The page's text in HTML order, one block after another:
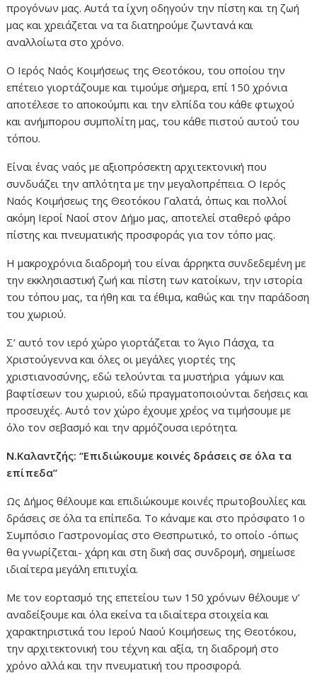
προγόνων μας. Αυτά τα ίχνη οδηγούν την πίστη και τη ζωή
μας και χρειάζεται να τα διατηρούμε ζωντανά και
αναλλοίωτα στο χρόνο.
Ο Ιερός Ναός Κοιμήσεως της Θεοτόκου, του οποίου την
επέτειο γιορτάζουμε και τιμούμε σήμερα, επί 150 χρόνια
αποτέλεσε το αποκούμπι και την ελπίδα του κάθε φτωχού
και ανήμπορου συμπολίτη μας, του κάθε πιστού αυτού του
τόπου.
Είναι ένας ναός με αξιοπρόσεκτη αρχιτεκτονική που
συνδυάζει την απλότητα με την μεγαλοπρέπεια. Ο Ιερός
Ναός Κοιμήσεως της Θεοτόκου Γαλατά, όπως και πολλοί
ακόμη Ιεροί Ναοί στον Δήμο μας, αποτελεί σταθερό φάρο
πίστης και πνευματικής προσφοράς για τον τόπο μας.
Η μακροχρόνια διαδρομή του είναι άρρηκτα συνδεδεμένη με
την εκκλησιαστική ζωή και πίστη των κατοίκων, την ιστορία
του τόπου μας, τα ήθη και τα έθιμα, καθώς και την παράδοση
του χωριού.
Σ’ αυτό τον ιερό χώρο γιορτάζεται το Άγιο Πάσχα, τα
Χριστούγεννα και όλες οι μεγάλες γιορτές της
χριστιανοσύνης, εδώ τελούνται τα μυστήρια γάμων και
βαφτίσεων του χωριού, εδώ πραγματοποιούνται δεήσεις και
προσευχές. Αυτό τον χώρο έχουμε χρέος να τιμήσουμε με
όλο τον σεβασμό και την αρμόζουσα ιερότητα.
N.Καλαντζής: “Επιδιώκουμε κοινές δράσεις σε όλα τα
επίπεδα”
Ως Δήμος θέλουμε και επιδιώκουμε κοινές πρωτοβουλίες και
δράσεις σε όλα τα επίπεδα. Το κάναμε και στο πρόσφατο 1ο
Συμπόσιο Γαστρονομίας στο Θεσπρωτικό, το οποίο -όπως
θα γνωρίζεται- χάρη και στη δική σας συνδρομή, σημείωσε
ιδιαίτερα μεγάλη επιτυχία.
Με τον εορτασμό της επετείου των 150 χρόνων θέλουμε ν’
αναδείξουμε και όλα εκείνα τα ιδιαίτερα στοιχεία και
χαρακτηριστικά του Ιερού Ναού Κοιμήσεως της Θεοτόκου,
την αρχιτεκτονική του τέχνη και αξία, τη διαδρομή στο
χρόνο αλλά και την πνευματική του προσφορά.